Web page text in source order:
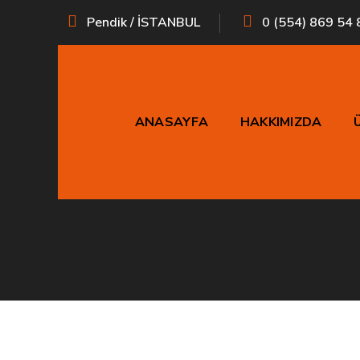
Pendik / İSTANBUL 0 (554) 869 54
ANASAYFA HAKKIMIZDA
Showa